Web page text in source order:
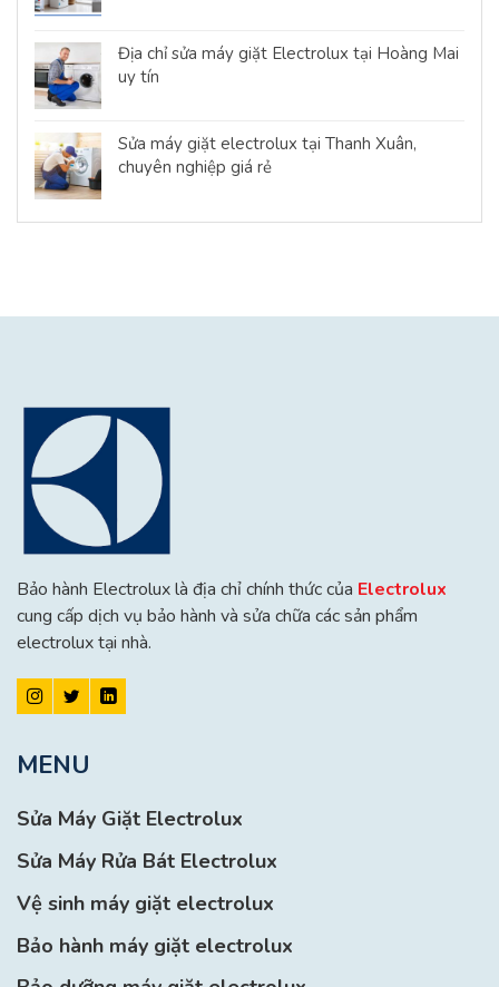
Địa chỉ sửa máy giặt Electrolux tại Hoàng Mai
uy tín
Sửa máy giặt electrolux tại Thanh Xuân,
chuyên nghiệp giá rẻ
Bảo hành Electrolux là địa chỉ chính thức của Electrolux
cung cấp dịch vụ bảo hành và sửa chữa các sản phẩm
electrolux tại nhà.
MENU
Sửa Máy Giặt Electrolux
Sửa Máy Rửa Bát Electrolux
Vệ sinh máy giặt electrolux
Bảo hành máy giặt electrolux